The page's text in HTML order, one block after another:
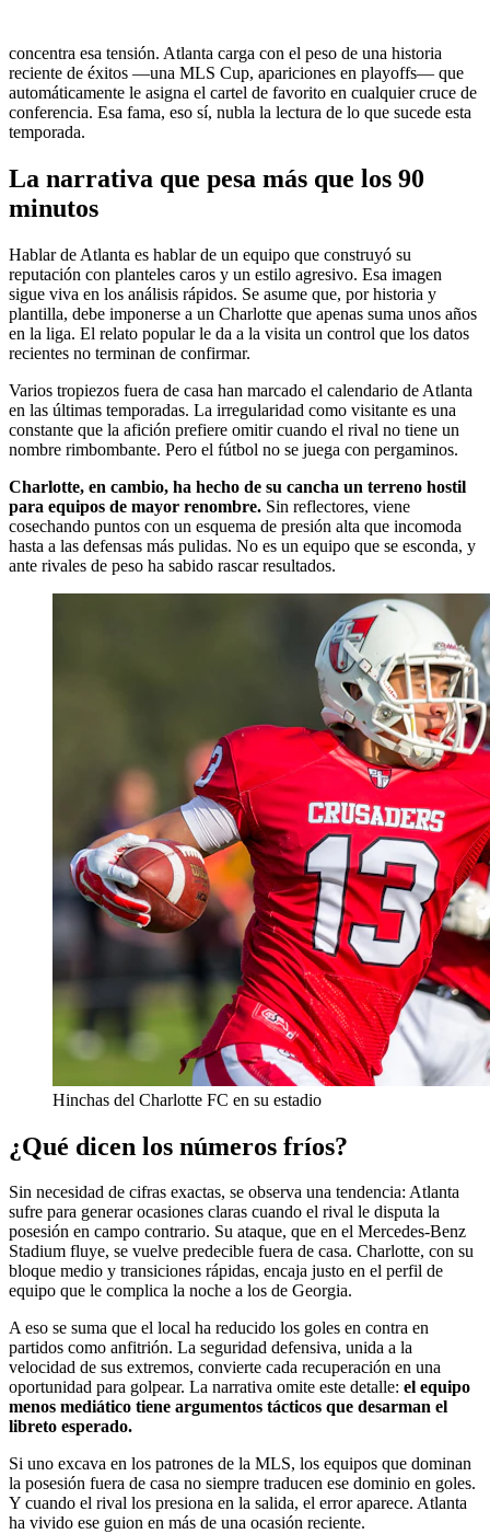
concentra esa tensión. Atlanta carga con el peso de una historia
reciente de éxitos —una MLS Cup, apariciones en playoffs— que
automáticamente le asigna el cartel de favorito en cualquier cruce de
conferencia. Esa fama, eso sí, nubla la lectura de lo que sucede esta
temporada.
La narrativa que pesa más que los 90
minutos
Hablar de Atlanta es hablar de un equipo que construyó su
reputación con planteles caros y un estilo agresivo. Esa imagen
sigue viva en los análisis rápidos. Se asume que, por historia y
plantilla, debe imponerse a un Charlotte que apenas suma unos años
en la liga. El relato popular le da a la visita un control que los datos
recientes no terminan de confirmar.
Varios tropiezos fuera de casa han marcado el calendario de Atlanta
en las últimas temporadas. La irregularidad como visitante es una
constante que la afición prefiere omitir cuando el rival no tiene un
nombre rimbombante. Pero el fútbol no se juega con pergaminos.
Charlotte, en cambio, ha hecho de su cancha un terreno hostil
para equipos de mayor renombre. Sin reflectores, viene
cosechando puntos con un esquema de presión alta que incomoda
hasta a las defensas más pulidas. No es un equipo que se esconda, y
ante rivales de peso ha sabido rascar resultados.
Hinchas del Charlotte FC en su estadio
¿Qué dicen los números fríos?
Sin necesidad de cifras exactas, se observa una tendencia: Atlanta
sufre para generar ocasiones claras cuando el rival le disputa la
posesión en campo contrario. Su ataque, que en el Mercedes-Benz
Stadium fluye, se vuelve predecible fuera de casa. Charlotte, con su
bloque medio y transiciones rápidas, encaja justo en el perfil de
equipo que le complica la noche a los de Georgia.
A eso se suma que el local ha reducido los goles en contra en
partidos como anfitrión. La seguridad defensiva, unida a la
velocidad de sus extremos, convierte cada recuperación en una
oportunidad para golpear. La narrativa omite este detalle: el equipo
menos mediático tiene argumentos tácticos que desarman el
libreto esperado.
Si uno excava en los patrones de la MLS, los equipos que dominan
la posesión fuera de casa no siempre traducen ese dominio en goles.
Y cuando el rival los presiona en la salida, el error aparece. Atlanta
ha vivido ese guion en más de una ocasión reciente.